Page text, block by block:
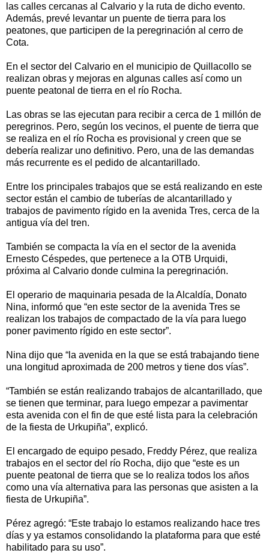
las calles cercanas al Calvario y la ruta de dicho evento.
Además, prevé levantar un puente de tierra para los
peatones, que participen de la peregrinación al cerro de
Cota.
En el sector del Calvario en el municipio de Quillacollo se
realizan obras y mejoras en algunas calles así como un
puente peatonal de tierra en el río Rocha.
Las obras se las ejecutan para recibir a cerca de 1 millón de
peregrinos. Pero, según los vecinos, el puente de tierra que
se realiza en el río Rocha es provisional y creen que se
debería realizar uno definitivo. Pero, una de las demandas
más recurrente es el pedido de alcantarillado.
Entre los principales trabajos que se está realizando en este
sector están el cambio de tuberías de alcantarillado y
trabajos de pavimento rígido en la avenida Tres, cerca de la
antigua vía del tren.
También se compacta la vía en el sector de la avenida
Ernesto Céspedes, que pertenece a la OTB Urquidi,
próxima al Calvario donde culmina la peregrinación.
El operario de maquinaria pesada de la Alcaldía, Donato
Nina, informó que “en este sector de la avenida Tres se
realizan los trabajos de compactado de la vía para luego
poner pavimento rígido en este sector”.
Nina dijo que “la avenida en la que se está trabajando tiene
una longitud aproximada de 200 metros y tiene dos vías”.
“También se están realizando trabajos de alcantarillado, que
se tienen que terminar, para luego empezar a pavimentar
esta avenida con el fin de que esté lista para la celebración
de la fiesta de Urkupiña”, explicó.
El encargado de equipo pesado, Freddy Pérez, que realiza
trabajos en el sector del río Rocha, dijo que “este es un
puente peatonal de tierra que se lo realiza todos los años
como una vía alternativa para las personas que asisten a la
fiesta de Urkupiña”.
Pérez agregó: “Este trabajo lo estamos realizando hace tres
días y ya estamos consolidando la plataforma para que esté
habilitado para su uso”.